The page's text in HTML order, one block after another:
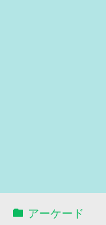
アーケード